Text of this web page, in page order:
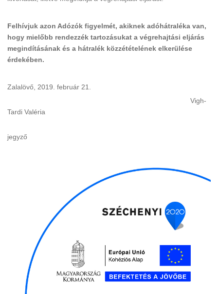
Felhívjuk azon Adózók figyelmét, akiknek adóhátraléka van,
hogy mielőbb rendezzék tartozásukat a végrehajtási eljárás
megindításának és a hátralék közzétételének elkerülése
érdekében.
Zalalövő, 2019. február 21.
Vigh-
Tardi Valéria
jegyző